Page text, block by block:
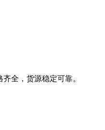
全，货源稳定可靠。